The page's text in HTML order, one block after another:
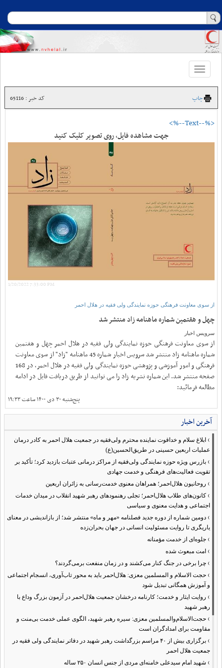
Toggle
navigation
چاپ کد خبر : 65116
<%--Text--%>
جهت مشاهده فایل، روی تصویر کلیک کنید
1/20/2022 7:33:00 PM
از سوی معاونت فرهنگی حوزه نمایندگی ولی فقیه در هلال احمر
چهل و هقتمین شماره ماهنامه زاد منتشر شد
سرویس اخبار
از سوی معاونت فرهنگی حوزه نمایندگی ولی فقیه در هلال احمر چهل و هفتمین
شماره ماهنامه زاد منتشر شد سرویس اخبار شماره 45 ماهنامه "زاد" از سوی معاونت
فرهنگی و امور آموزشی و پژوهشی حوزه نمایندگی ولی فقیه در هلال احمر، در 168
صفحه منتشر شد. این شماره نشریه زاد را می توانید از طریق دریافت فایل در ادامه
مطالعه فرمائید:
پنج‌شنبه ۳۰ دی ۱۴۰۰ ساعت ۱۹:۳۳
آخرین اخبار
› ابلاغ سلام و خداقوت نماینده محترم ولی‌فقیه در جمعیت هلال احمر به کادر درمان
عملیات اربعین حسینی در طریق‌الحسین(ع)
› بازرس ویژه حوزه نمایندگی ولی‌فقیه از مراکز درمانی عتبات بازدید کرد؛ تأکید بر
تقویت فعالیت‌های فرهنگی و خدمت جهادی
› روحانیون هلال‌احمر؛ همراهان معنوی خدمت‌رسانی به زائران اربعین
› کانون‌های طلاب هلال‌احمر؛ تجلی رهنمودهای رهبر شهید انقلاب در میدان خدمات
اجتماعی و هدایت معنوی و سیاسی
› دومین شماره از دوره جدید فصلنامه «مهر و ماه» منتشر شد؛ از بازاندیشی در معنای
یاریگری تا روایت مسئولیت انسانی در جهان بحران‌زده
› جلوه‌ای از خدمت مؤمنانه
› امت مبعوث شده
› چرا برخی در جنگ کنار می‌کشند و در زمان منفعت برمی‌گردند؟
› حجت الاسلام و المسلمین معزی: هلال‌احمر باید به محور تاب‌آوری، انسجام اجتماعی
و آموزش همگانی تبدیل شود
› روایت ایثار و خدمت؛ کارنامه درخشان جمعیت هلال‌احمر در آزمون بزرگ وداع با
رهبر شهید
› حجت‌الاسلام‌والمسلمین معزی: سیره رهبر شهید، الگوی عملی خدمت بی‌منت و
مقاومت برای امدادگران است
›
برگزاری بیش از ۴۰ مراسم بزرگداشت رهبر شهید در دفاتر نمایندگی ولی فقیه در
جمعیت هلال احمر
› شهید امام سیدعلی خامنه‌ای مردی از جنس انسان ۲۵۰ ساله